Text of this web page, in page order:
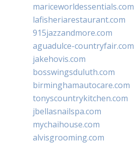
mariceworldessentials.com
lafisheriarestaurant.com
915jazzandmore.com
aguadulce-countryfair.com
jakehovis.com
bosswingsduluth.com
birminghamautocare.com
tonyscountrykitchen.com
jbellasnailspa.com
mychaihouse.com
alvisgrooming.com